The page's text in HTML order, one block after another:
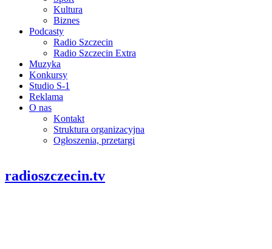
Kultura
Biznes
Podcasty
Radio Szczecin
Radio Szczecin Extra
Muzyka
Konkursy
Studio S-1
Reklama
O nas
Kontakt
Struktura organizacyjna
Ogłoszenia, przetargi
radioszczecin.tv